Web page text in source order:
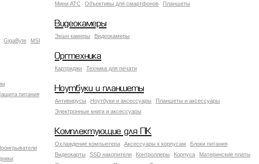
Мини АТС
Объективы для смартфонов Планшеты
Видеокамеры
Экшн камеры Видеокамеры
GigaByte
MSI
Оргтехника
Картриджи Техника для печати
питания
Ноутбуки и планшеты
Антивирусы Ноутбуки и аксессуары
Планшеты и аксессуары
Электронные книги и аксессуары
Комплектующие для ПК
Охлаждение компьютера Аксессуары к корпусам
Блоки питания
Видеокарты
SSD накопители Контроллеры Корпуса
Материнские платы